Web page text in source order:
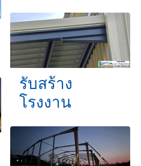
รับสร้าง
โรงงาน